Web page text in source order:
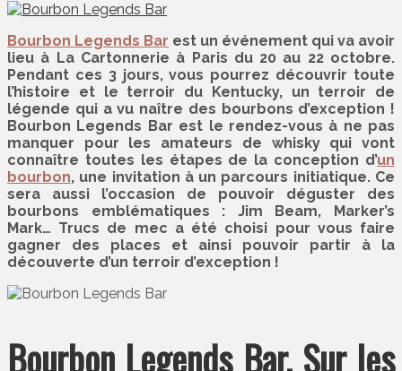
Bourbon Legends Bar est un événement qui va avoir
lieu à La Cartonnerie à Paris du 20 au 22 octobre.
Pendant ces 3 jours, vous pourrez découvrir toute
l’histoire et le terroir du Kentucky, un terroir de
légende qui a vu naître des bourbons d’exception !
Bourbon Legends Bar est le rendez-vous à ne pas
manquer pour les amateurs de whisky qui vont
connaître toutes les étapes de la conception d’un
bourbon, une invitation à un parcours initiatique. Ce
sera aussi l’occasion de pouvoir déguster des
bourbons emblématiques : Jim Beam, Marker’s
Mark… Trucs de mec a été choisi pour vous faire
gagner des places et ainsi pouvoir partir à la
découverte d’un terroir d’exception !
Bourbon Legends Bar, Sur les